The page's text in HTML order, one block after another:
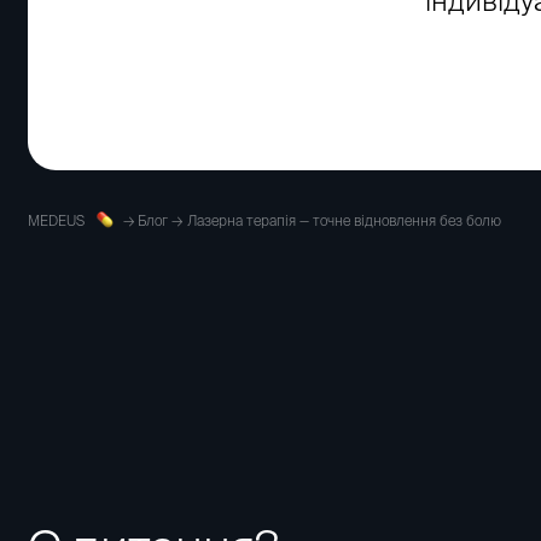
MEDEUS Блог Лазерна терапія — точне відновлення без болю